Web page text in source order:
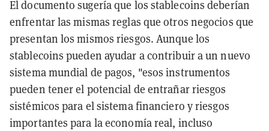
El documento sugería que los stablecoins deberían
enfrentar las mismas reglas que otros negocios que
presentan los mismos riesgos. Aunque los
stablecoins pueden ayudar a contribuir a un nuevo
sistema mundial de pagos, "esos instrumentos
pueden tener el potencial de entrañar riesgos
sistémicos para el sistema financiero y riesgos
importantes para la economía real, incluso